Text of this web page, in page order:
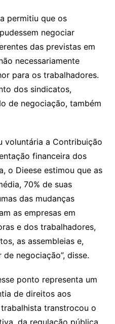
permitiu que os
negociar
das previstas em
necessariamente
para os trabalhadores.
dos sindicatos,
de negociação, também
voluntária a Contribuição
financeira dos
o Dieese estimou que as
70% de suas
das mudanças
as empresas em
e dos trabalhadores,
as assembleias e,
negociação”, disse.
ponto representa um
de direitos aos
transtrocou o